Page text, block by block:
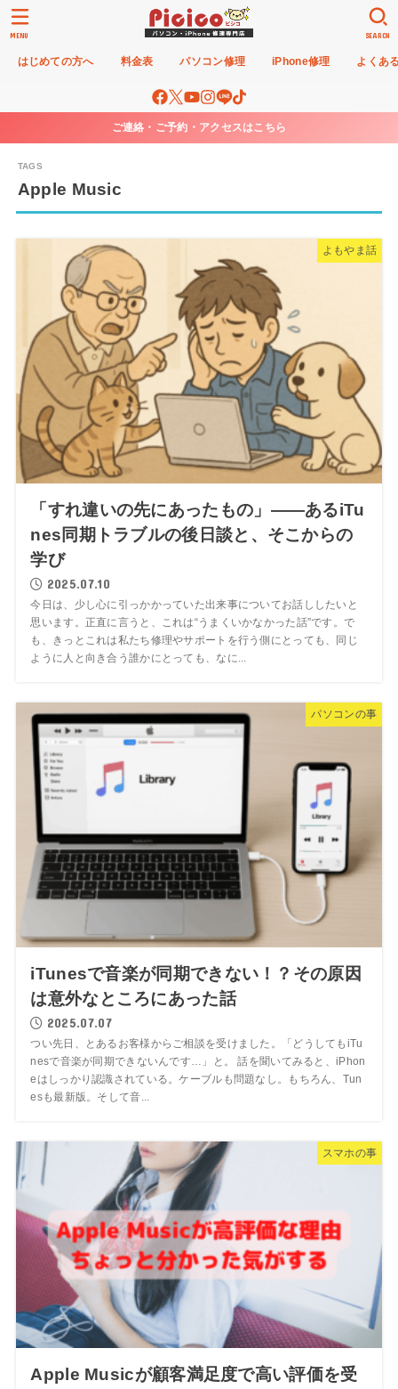
はじめての方へ 料金表 パソコン修理 iPhone修理 よくあ
SEARCH
MENU
ご連絡・ご予約・アクセスはこちら
Apple Music
よもやま話
「すれ違いの先にあったもの」――あるiTu
nes同期トラブルの後日談と、そこからの
学び
2025.07.10
今日は、少し心に引っかかっていた出来事についてお話ししたいと
思います。正直に言うと、これは“うまくいかなかった話”です。で
も、きっとこれは私たち修理やサポートを行う側にとっても、同じ
ように人と向き合う誰かにとっても、なに...
パソコンの事
iTunesで音楽が同期できない！？その原因
は意外なところにあった話
2025.07.07
つい先日、とあるお客様からご相談を受けました。「どうしてもiTu
nesで音楽が同期できないんです…」と。 話を聞いてみると、iPhon
eはしっかり認識されている。ケーブルも問題なし。もちろん、Tun
esも最新版。そして音...
スマホの事
Apple Musicが顧客満足度で高い評価を受